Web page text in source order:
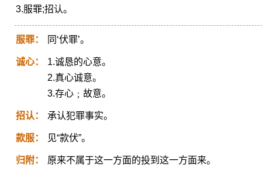
3.服罪;招认。
服罪： 同‘伏罪’。
诚心：
1.诚恳的心意。
2.真心诚意。
3.存心﹔故意。
招认： 承认犯罪事实。
款服： 见“款伏”。
归附： 原来不属于这一方面的投到这一方面来。